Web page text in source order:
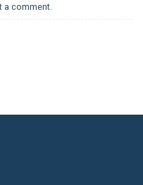
a comment